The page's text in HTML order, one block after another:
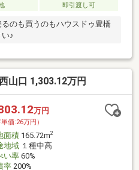
即引渡し可
のも買うのもハウスドゥ豊橋
♪
山口 1,303.12万円
万円
単価:26万円）
面積165.72m2
地域１種中高
い率60%
率200%